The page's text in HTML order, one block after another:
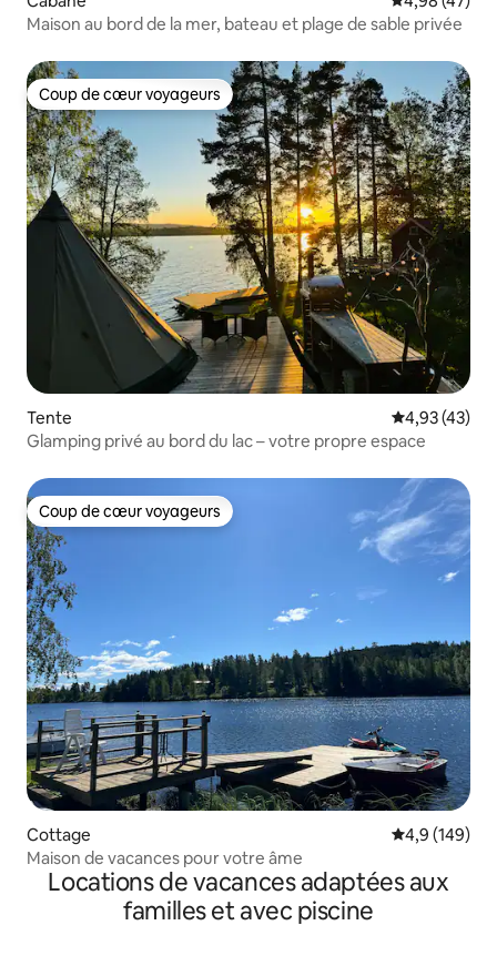
Maison au bord de la mer, bateau et plage de sable privée
Coup de cœur voyageurs
Coup de cœur voyageurs
Tente Évaluation
4,93 (43)
Glamping privé au bord du lac – votre propre espace
Coup de cœur voyageurs
Coup de cœur voyageurs
Cottage Évaluation
4,9 (149)
Maison de vacances pour votre âme
Locations de vacances adaptées aux
familles et avec piscine